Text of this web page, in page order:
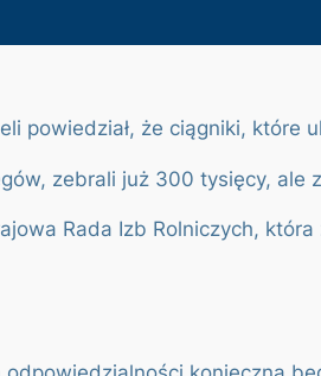
powiedział, że ciągniki,
zebrali już 300 tysięcy, ale
Rada Izb Rolniczych,